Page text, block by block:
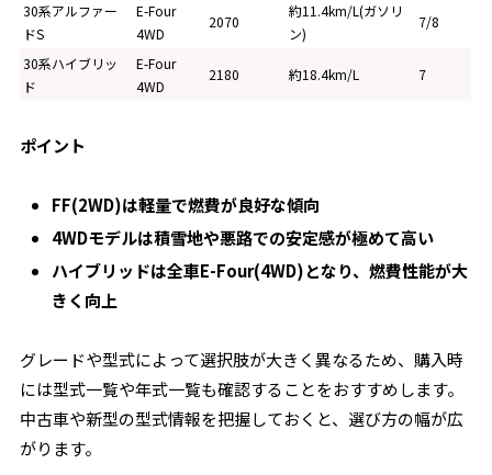
30系アルファー
ドS
E-Four
4WD
2070
約11.4km/L(ガソリ
ン)
7/8
30系ハイブリッ
ド
E-Four
4WD
2180 約18.4km/L 7
ポイント
FF(2WD)は軽量で燃費が良好な傾向
4WDモデルは積雪地や悪路での安定感が極めて高い
ハイブリッドは全車E-Four(4WD)となり、燃費性能が大
きく向上
グレードや型式によって選択肢が大きく異なるため、購入時
には型式一覧や年式一覧も確認することをおすすめします。
中古車や新型の型式情報を把握しておくと、選び方の幅が広
がります。